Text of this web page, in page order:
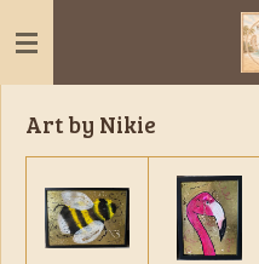
direct
naar
deArt by Nikie